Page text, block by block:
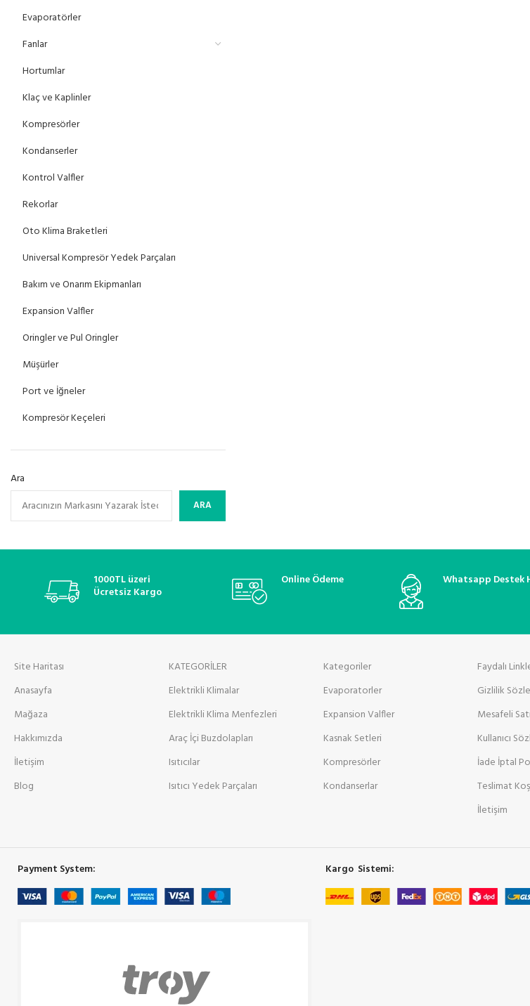
Evaporatörler
Fanlar
Hortumlar
Klaç ve Kaplinler
Kompresörler
Kondanserler
Kontrol Valfler
Rekorlar
Oto Klima Braketleri
Universal Kompresör Yedek Parçaları
Bakım ve Onarım Ekipmanları
Expansion Valfler
Oringler ve Pul Oringler
Müşürler
Port ve İğneler
Kompresör Keçeleri
Ara
ARA
1000TL üzeri
Ücretsiz Kargo
Online Ödeme Whatsapp Destek
Site Haritası
Anasayfa
Mağaza
Hakkımızda
İletişim
Blog
KATEGORİLER
Elektrikli Klimalar
Elektrikli Klima Menfezleri
Araç İçi Buzdolapları
Isıtıcılar
Isıtıcı Yedek Parçaları
Kategoriler
Evaporatorler
Expansion Valfler
Kasnak Setleri
Kompresörler
Kondanserlar
Faydalı
Gizlilik
Mesafeli
Kullanıcı
İade İptal
Teslimat
İletişim
Payment System: Kargo Sistemi: